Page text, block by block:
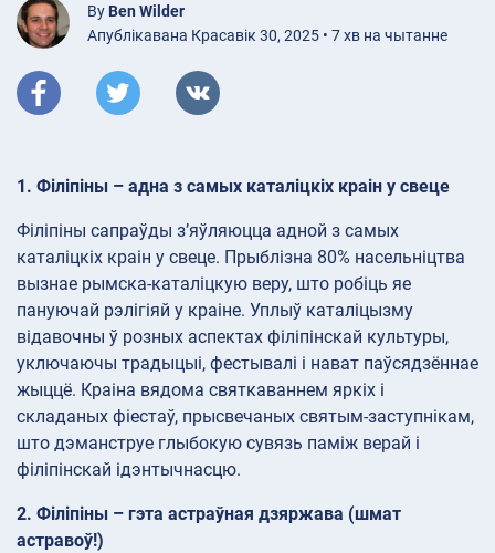
By Ben Wilder
Апублікавана Красавік 30, 2025 • 7 хв на чытанне
1. Філіпіны – адна з самых каталіцкіх краін у свеце
Філіпіны сапраўды з’яўляюцца адной з самых
каталіцкіх краін у свеце. Прыблізна 80% насельніцтва
вызнае рымска-каталіцкую веру, што робіць яе
пануючай рэлігіяй у краіне. Уплыў каталіцызму
відавочны ў розных аспектах філіпінскай культуры,
уключаючы традыцыі, фестывалі і нават паўсядзённае
жыццё. Краіна вядома святкаваннем яркіх і
складаных фіестаў, прысвечаных святым-заступнікам,
што дэманструе глыбокую сувязь паміж верай і
філіпінскай ідэнтычнасцю.
2. Філіпіны – гэта астраўная дзяржава (шмат
астравоў!)